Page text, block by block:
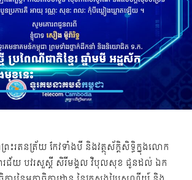
ប្រពៃណីជាតិខ្មែរ ឆ្នាំមមី អដ្ឋស័ក
ខនេះ
តនត្រ័យ កែវទាំងបី និងវត្ថុស័ក្តិសិទ្ធិក្នុងលោក
រជ័យ បវរសួស្តី សិរីមង្គល វិបុលសុខ ជូនដល់ ឯក